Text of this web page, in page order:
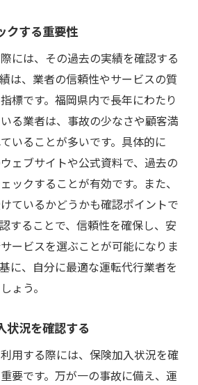
ードバックでサービス向上
でスムーズな移動を実現
との円滑なコミュニケーション
想を業者に伝えることの重要性
する情報を共有する意義
な運転代行体験を得るための心
っておくべき福岡の交通事情
運転代行業者の特徴を理解
心がけるための基本ルール
にあわせた計画的な依頼
活かした安全利用のポイント
クする重要性
には、その過去の実績を確認する
は、業者の信頼性やサービスの質
標です。福岡県内で長年にわたり
る業者は、事故の少なさや顧客満
いることが多いです。具体的に
ェブサイトや公式資料で、過去の
ックすることが有効です。また、
ているかどうかも確認ポイントで
することで、信頼性を確保し、安
ービスを選ぶことが可能になりま
に、自分に最適な運転代行業者を
ょう。
状況を確認する
用する際には、保険加入状況を確
要です。万が一の事故に備え、運